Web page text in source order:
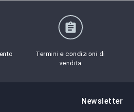
assignment
Termini e condizioni di
vendita
Newsletter